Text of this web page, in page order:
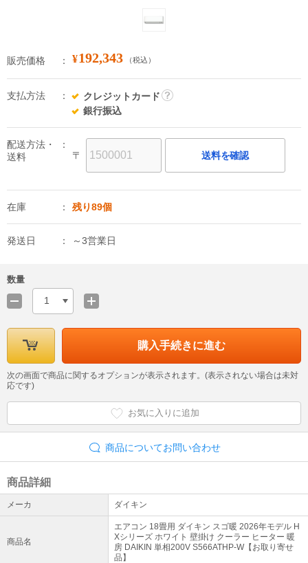
販売価格 ¥192,343 （税込）
支払方法
クレジットカード
銀行振込
配送方法・
送料
〒 送料を確認
在庫 残り89個
発送日 ～3営業日
数量
1
購入手続きに進む
次の画面で商品に関するオプションが表示されます。(表示されない場合は未対
応です)
お気に入りに追加
商品についてお問い合わせ
商品詳細
メーカ ダイキン
商品名
エアコン 18畳用 ダイキン スゴ暖 2026年モデル H
Xシリーズ ホワイト 壁掛け クーラー ヒーター 暖
房 DAIKIN 単相200V S566ATHP-W【お取り寄せ
品】